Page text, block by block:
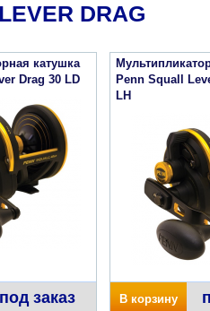
DRAG
катушка
Drag 30 LD
под заказ
Penn Squall
LH
В корзину